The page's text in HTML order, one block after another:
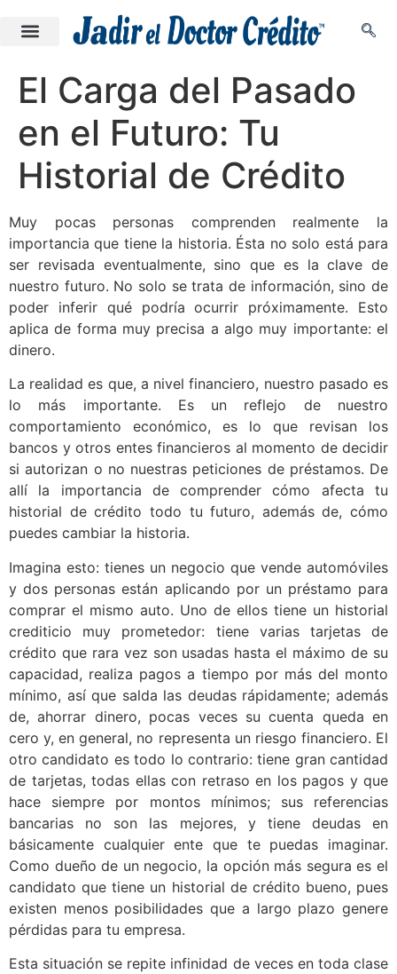
El Carga del Pasado
en el Futuro: Tu
Historial de Crédito
Muy pocas personas comprenden realmente la
importancia que tiene la historia. Ésta no solo está para
ser revisada eventualmente, sino que es la clave de
nuestro futuro. No solo se trata de información, sino de
poder inferir qué podría ocurrir próximamente. Esto
aplica de forma muy precisa a algo muy importante: el
dinero.
La realidad es que, a nivel financiero, nuestro pasado es
lo más importante. Es un reflejo de nuestro
comportamiento económico, es lo que revisan los
bancos y otros entes financieros al momento de decidir
si autorizan o no nuestras peticiones de préstamos. De
allí la importancia de comprender cómo afecta tu
historial de crédito todo tu futuro, además de, cómo
puedes cambiar la historia.
Imagina esto: tienes un negocio que vende automóviles
y dos personas están aplicando por un préstamo para
comprar el mismo auto. Uno de ellos tiene un historial
crediticio muy prometedor: tiene varias tarjetas de
crédito que rara vez son usadas hasta el máximo de su
capacidad, realiza pagos a tiempo por más del monto
mínimo, así que salda las deudas rápidamente; además
de, ahorrar dinero, pocas veces su cuenta queda en
cero y, en general, no representa un riesgo financiero. El
otro candidato es todo lo contrario: tiene gran cantidad
de tarjetas, todas ellas con retraso en los pagos y que
hace siempre por montos mínimos; sus referencias
bancarias no son las mejores, y tiene deudas en
básicamente cualquier ente que te puedas imaginar.
Como dueño de un negocio, la opción más segura es el
candidato que tiene un historial de crédito bueno, pues
existen menos posibilidades que a largo plazo genere
pérdidas para tu empresa.
Esta situación se repite infinidad de veces en toda clase